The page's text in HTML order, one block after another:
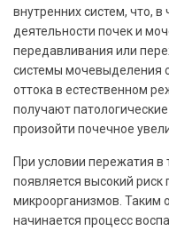
внутренних систем, что,
деятельности почек и
передавливания или
системы мочевыделения
оттока в естественном
получают
произойти почечное
При условии пережатия в
появляется высокий
микроорганизмов. Таким
начинается процесс